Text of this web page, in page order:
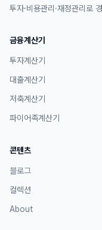
투자·비용관리·재정관리로
금융계산기
투자계산기
대출계산기
저축계산기
파이어족계산기
콘텐츠
블로그
컬렉션
About